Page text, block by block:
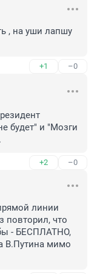
, на уши лапшу
+1 –0
будет" и "Мозги
+2 –0
линии
повторил, что
- БЕСПЛАТНО,
В.Путина мимо